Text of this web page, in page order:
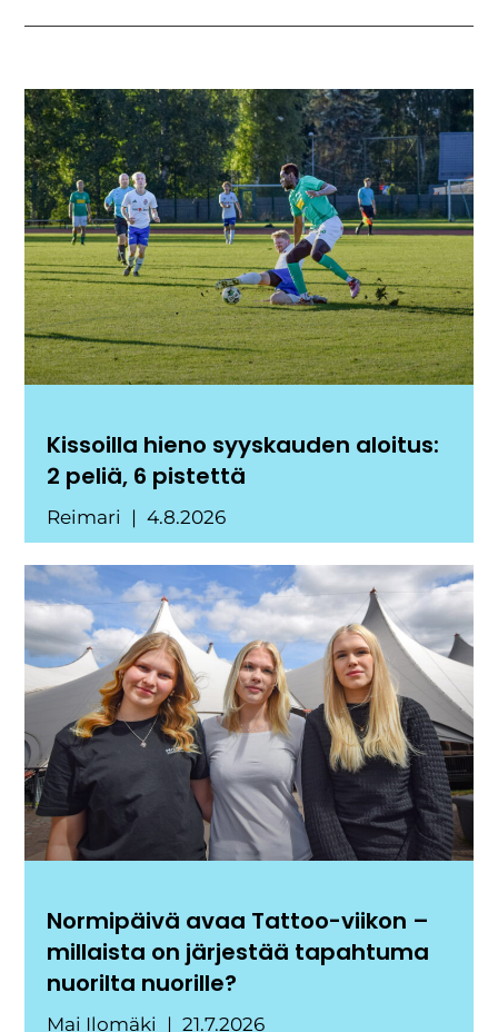
Kissoilla hieno syyskauden aloitus:
2 peliä, 6 pistettä
Reimari 4.8.2026
Normipäivä avaa Tattoo-viikon –
millaista on järjestää tapahtuma
nuorilta nuorille?
Mai Ilomäki 21.7.2026